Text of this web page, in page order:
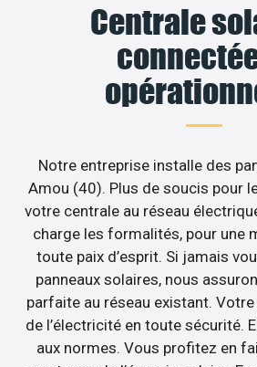
Centrale
Notre entreprise installe des
Amou (40). Plus de soucis pour
votre centrale au réseau
charge les formalités, pour une
toute paix d’esprit. Si jamais
panneaux solaires, nous
parfaite au réseau existant.
de l’électricité en toute sécurité.
aux normes. Vous profitez en